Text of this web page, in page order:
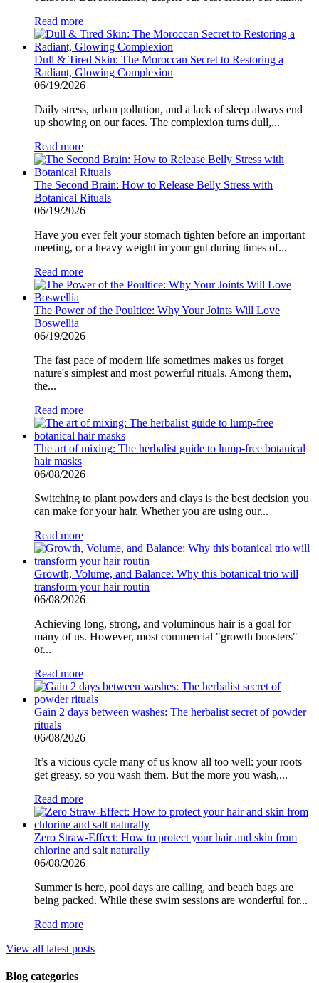
Read more
Dull & Tired Skin: The Moroccan Secret to Restoring a
Radiant, Glowing Complexion
06/19/2026
Daily stress, urban pollution, and a lack of sleep always end
up showing on our faces. The complexion turns dull,...
Read more
The Second Brain: How to Release Belly Stress with
Botanical Rituals
06/19/2026
Have you ever felt your stomach tighten before an important
meeting, or a heavy weight in your gut during times of...
Read more
The Power of the Poultice: Why Your Joints Will Love
Boswellia
06/19/2026
The fast pace of modern life sometimes makes us forget
nature's simplest and most powerful rituals. Among them,
the...
Read more
The art of mixing: The herbalist guide to lump-free botanical
hair masks
06/08/2026
Switching to plant powders and clays is the best decision you
can make for your hair. Whether you are using our...
Read more
Growth, Volume, and Balance: Why this botanical trio will
transform your hair routin
06/08/2026
Achieving long, strong, and voluminous hair is a goal for
many of us. However, most commercial "growth boosters"
or...
Read more
Gain 2 days between washes: The herbalist secret of powder
rituals
06/08/2026
It’s a vicious cycle many of us know all too well: your roots
get greasy, so you wash them. But the more you wash,...
Read more
Zero Straw-Effect: How to protect your hair and skin from
chlorine and salt naturally
06/08/2026
Summer is here, pool days are calling, and beach bags are
being packed. While these swim sessions are wonderful for...
Read more
View all latest posts
Blog categories